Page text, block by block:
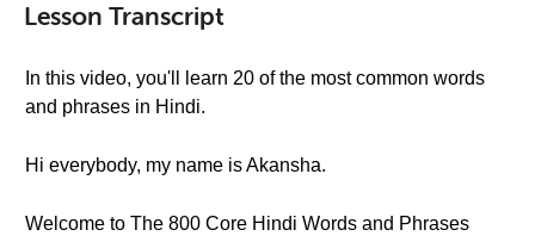
Lesson Transcript
In this video, you'll learn 20 of the most common words
and phrases in Hindi.
Hi everybody, my name is Akansha.
Welcome to The 800 Core Hindi Words and Phrases